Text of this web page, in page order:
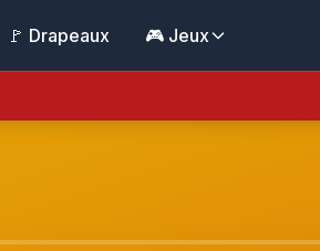
🚩 Drapeaux 🎮 Jeux